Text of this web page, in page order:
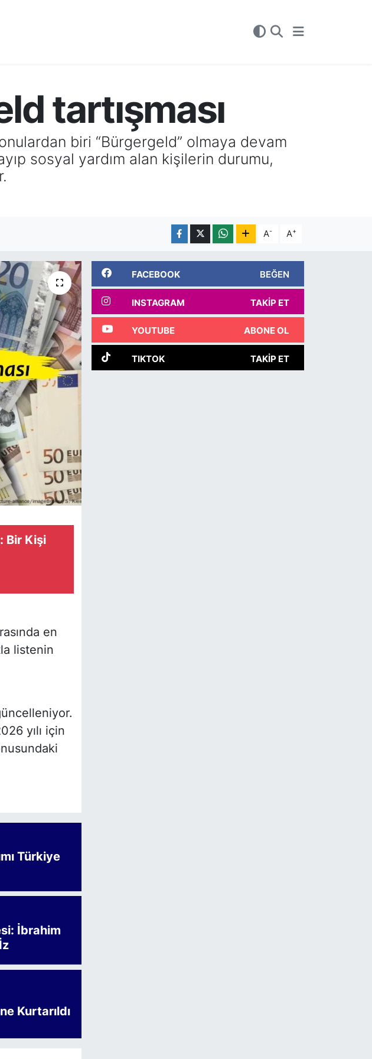
tartışması
biri “Bürgergeld” olmaya devam
sosyal yardım alan kişilerin durumu,
A- A+
Bir Kişi
en
listenin
yılı için
Türkiye
İbrahim
Kurtarıldı
FACEBOOK BEĞEN
INSTAGRAM TAKIP ET
YOUTUBE ABONE OL
TIKTOK TAKIP ET